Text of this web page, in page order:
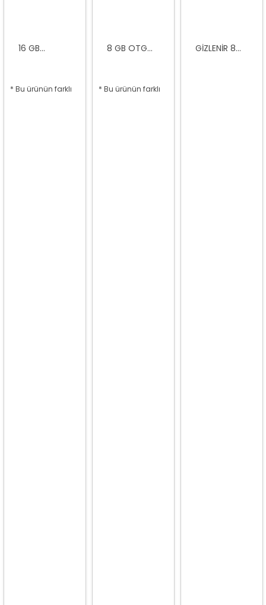
16 GB...
* Bu ürünün farklı
8 GB OTG...
* Bu ürünün farklı
GIZLENIR 8...